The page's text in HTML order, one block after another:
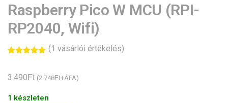
Raspberry Pico W MCU (RPI-
RP2040, Wifi)
ből,
értékelés
(1 vásárlói értékelés)
3.490Ft (2.748Ft+ÁFA)
1 készleten